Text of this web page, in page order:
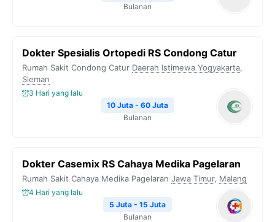
Bulanan
Dokter Spesialis Ortopedi RS Condong Catur
Rumah Sakit Condong Catur Daerah Istimewa Yogyakarta,
Sleman
3 Hari yang lalu
10 Juta - 60 Juta
Bulanan
Dokter Casemix RS Cahaya Medika Pagelaran
Rumah Sakit Cahaya Medika Pagelaran Jawa Timur, Malang
4 Hari yang lalu
5 Juta - 15 Juta
Bulanan